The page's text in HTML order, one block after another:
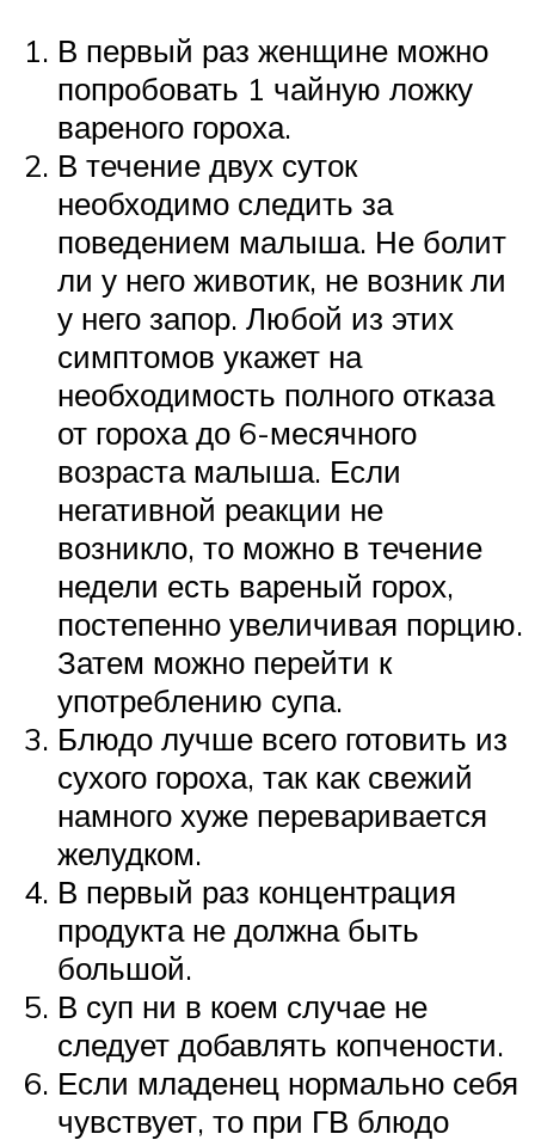
В первый раз женщине можно
попробовать 1 чайную ложку
вареного гороха.
В течение двух суток
необходимо следить за
поведением малыша. Не болит
ли у него животик, не возник ли
у него запор. Любой из этих
симптомов укажет на
необходимость полного отказа
от гороха до 6-месячного
возраста малыша. Если
негативной реакции не
возникло, то можно в течение
недели есть вареный горох,
постепенно увеличивая порцию.
Затем можно перейти к
употреблению супа.
Блюдо лучше всего готовить из
сухого гороха, так как свежий
намного хуже переваривается
желудком.
В первый раз концентрация
продукта не должна быть
большой.
В суп ни в коем случае не
следует добавлять копчености.
Если младенец нормально себя
чувствует, то при ГВ блюдо